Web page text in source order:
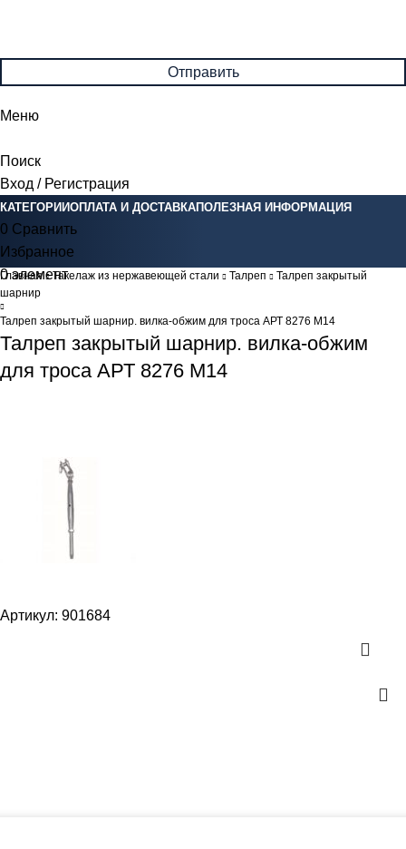
Меню
Поиск
Вход / Регистрация
КАТЕГОРИИОПЛАТА И ДОСТАВКАПОЛЕЗНАЯ ИНФОРМАЦИЯ
0 Сравнить
Избранное
0элемент 0Br
Главная Такелаж из нержавеющей стали Талреп
Талреп закрытый
шарнир
Талреп закрытый шарнир. вилка-обжим для троса АРТ 8276 M14
Талреп закрытый шарнир. вилка-обжим
для троса АРТ 8276 M14
Артикул: 901684